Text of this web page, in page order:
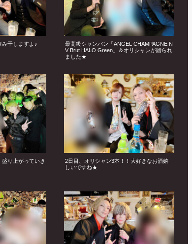
み干しますよ♪
最高級シャンパン「ANGEL CHAMPAGNE N
V Brut HALO Green」＆オリシャンが贈られ
ました★
り上がっていき
2日目、オリシャン3本！！大好きなお酒嬉
しいですね★